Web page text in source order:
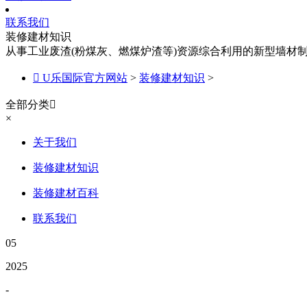
联系我们
装修建材知识
从事工业废渣(粉煤灰、燃煤炉渣等)资源综合利用的新型墙材
 U乐国际官方网站 > 装修建材知识 >
全部分类
×
关于我们
装修建材知识
装修建材百科
联系我们
05
2025
-